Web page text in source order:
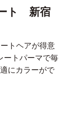
ト 新宿
トヘアが得意
ートパーマで毎
にカラーがで